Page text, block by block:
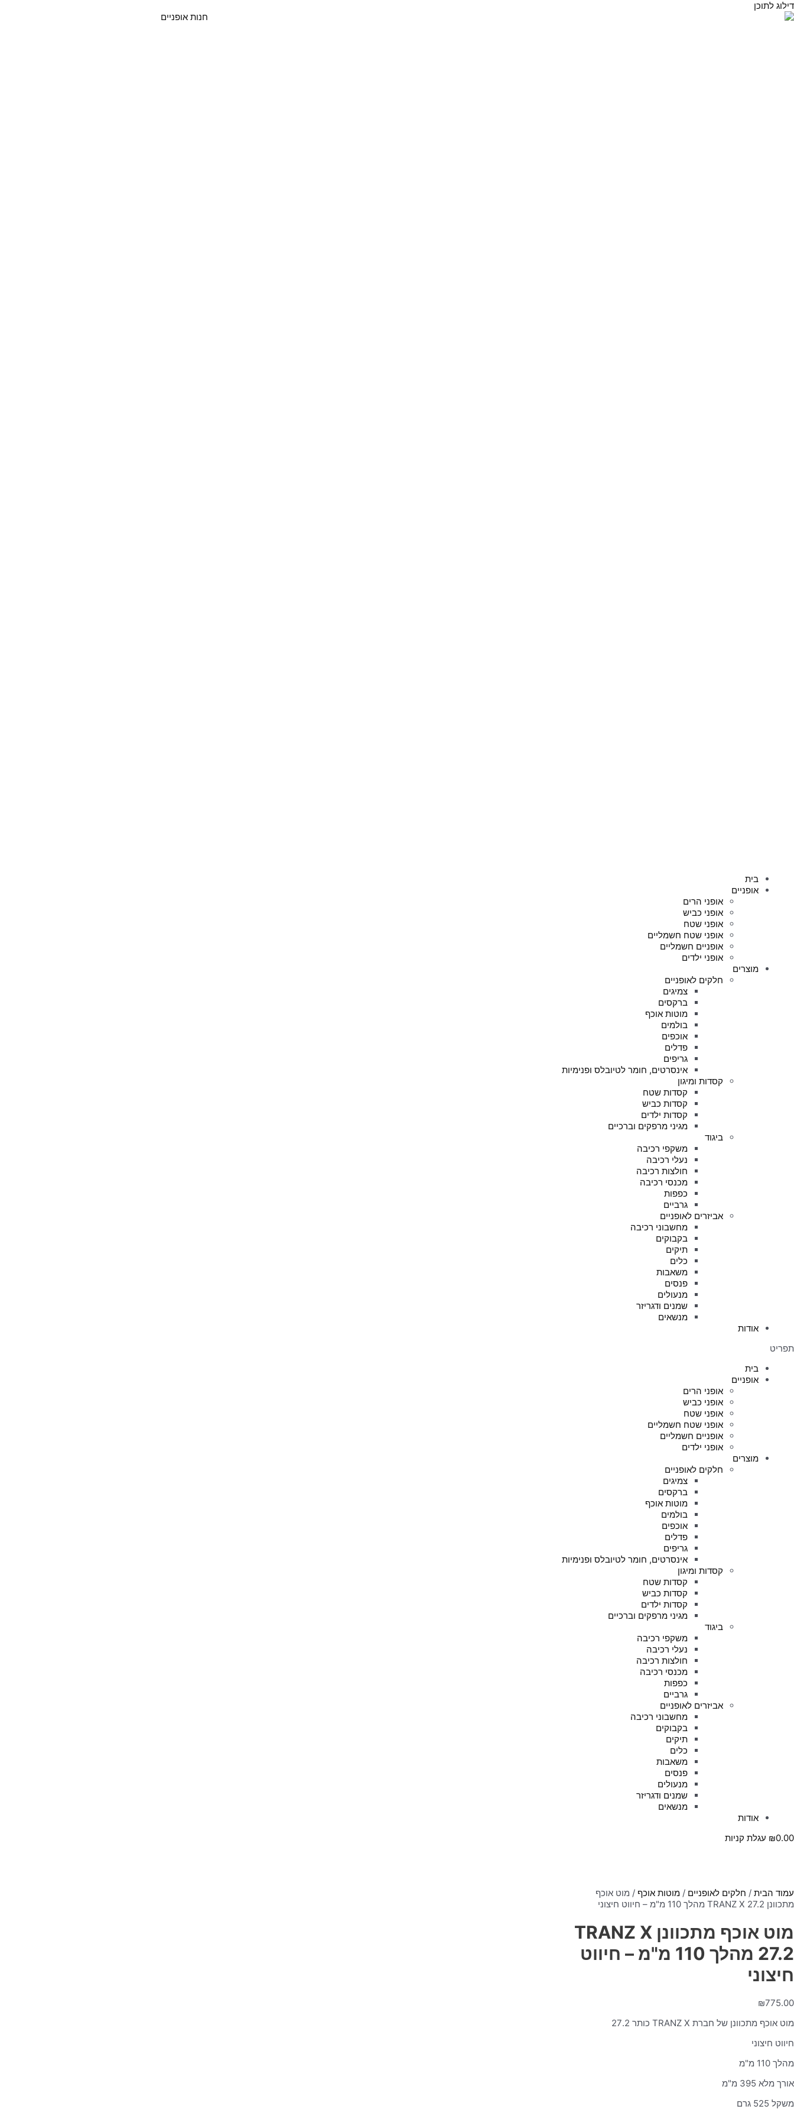
דילוג לתוכן
בית
אופניים
אופני הרים
אופני כביש
אופני שטח
אופני שטח חשמליים
אופניים חשמליים
אופני ילדים
מוצרים
חלקים לאופניים
צמיגים
ברקסים
מוטות אוכף
בולמים
אוכפים
פדלים
גריפים
אינסרטים, חומר לטיובלס ופנימיות
קסדות ומיגון
קסדות שטח
קסדות כביש
קסדות ילדים
מגיני מרפקים וברכיים
ביגוד
משקפי רכיבה
נעלי רכיבה
חולצות רכיבה
מכנסי רכיבה
כפפות
גרביים
אביזרים לאופניים
מחשבוני רכיבה
בקבוקים
תיקים
כלים
משאבות
פנסים
מנעולים
שמנים ודגריזר
מנשאים
אודות
תפריט
בית
אופניים
אופני הרים
אופני כביש
אופני שטח
אופני שטח חשמליים
אופניים חשמליים
אופני ילדים
מוצרים
חלקים לאופניים
צמיגים
ברקסים
מוטות אוכף
בולמים
אוכפים
פדלים
גריפים
אינסרטים, חומר לטיובלס ופנימיות
קסדות ומיגון
קסדות שטח
קסדות כביש
קסדות ילדים
מגיני מרפקים וברכיים
ביגוד
משקפי רכיבה
נעלי רכיבה
חולצות רכיבה
מכנסי רכיבה
כפפות
גרביים
אביזרים לאופניים
מחשבוני רכיבה
בקבוקים
תיקים
כלים
משאבות
פנסים
מנעולים
שמנים ודגריזר
מנשאים
אודות
₪0.00 עגלת קניות
עמוד הבית / חלקים לאופניים / מוטות אוכף / מוט אוכף
מתכוונן TRANZ X 27.2 מהלך 110 מ"מ – חיווט חיצוני
מוט אוכף מתכוונן TRANZ X
27.2 מהלך 110 מ"מ – חיווט
חיצוני
₪775.00
מוט אוכף מתכוונן של חברת TRANZ X כותר 27.2
חיווט חיצוני
מהלך 110 מ"מ
אורך מלא 395 מ"מ
משקל 525 גרם